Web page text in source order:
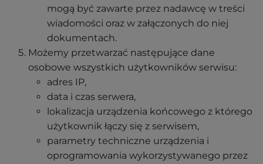
mogą być zawarte przez nadawcę w treści
wiadomości oraz w załączonych do niej
dokumentach.
Możemy przetwarzać następujące dane
osobowe wszystkich użytkowników serwisu:
adres IP,
data i czas serwera,
lokalizacja urządzenia końcowego z którego
użytkownik łączy się z serwisem,
parametry techniczne urządzenia i
oprogramowania wykorzystywanego przez